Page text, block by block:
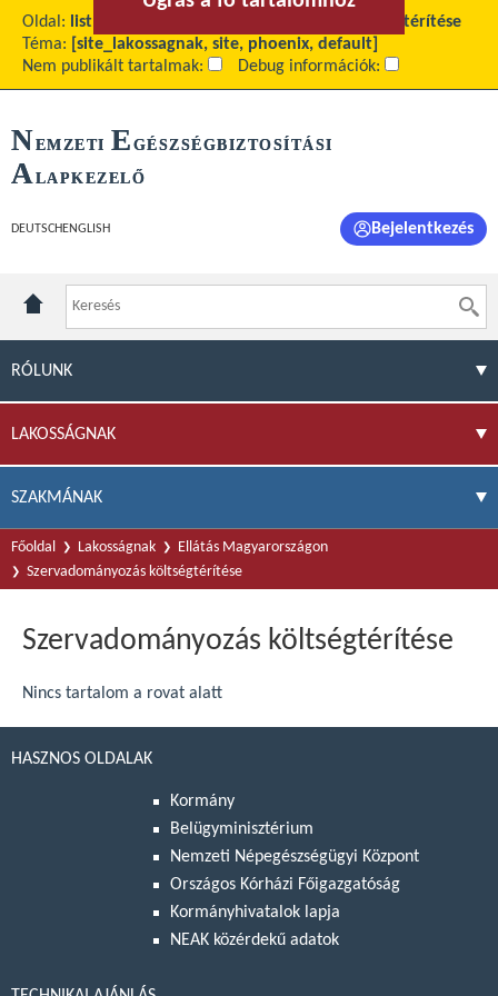
Oldal: list
Szervadományozás költségtérítése
Téma:
[site_lakossagnak, site, phoenix, default]
Nem publikált tartalmak:
Debug információk:
NEMZETI E GÉSZSÉGBIZTOSÍTÁSI
ALAPKEZELŐ
DEUTSCH ENGLISH Bejelentkezés
RÓLUNK
LAKOSSÁGNAK
SZAKMÁNAK
Főoldal Lakosságnak
Ellátás Magyarországon
Szervadományozás költségtérítése
Szervadományozás költségtérítése
Nincs tartalom a rovat alatt
HASZNOS OLDALAK
Kormány
Belügyminisztérium
Nemzeti Népegészségügyi Központ
Országos Kórházi Főigazgatóság
Kormányhivatalok lapja
NEAK közérdekű adatok